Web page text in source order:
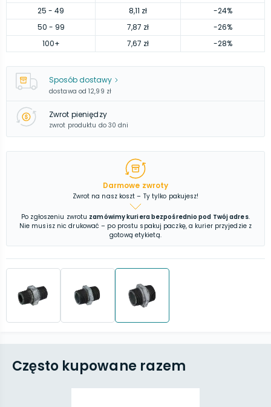
25 - 49 8,11 zł
-24%
50 - 99 7,87 zł
-26%
100+ 7,67 zł -28%
Sposób dostawy
dostawa od 12,99 zł
Zwrot pieniędzy
zwrot produktu do 30 dni
Darmowe zwroty
Zwrot na nasz koszt – Ty tylko pakujesz!
Po zgłoszeniu zwrotu zamówimy kuriera bezpośrednio pod Twój adres.
Nie musisz nic drukować – po prostu spakuj paczkę, a kurier przyjedzie z
gotową etykietą.
Często kupowane razem